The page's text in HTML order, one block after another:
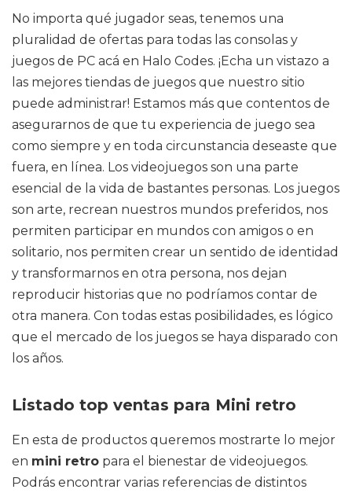
No importa qué jugador seas, tenemos una
pluralidad de ofertas para todas las consolas y
juegos de PC acá en Halo Codes. ¡Echa un vistazo a
las mejores tiendas de juegos que nuestro sitio
puede administrar! Estamos más que contentos de
asegurarnos de que tu experiencia de juego sea
como siempre y en toda circunstancia deseaste que
fuera, en línea. Los videojuegos son una parte
esencial de la vida de bastantes personas. Los juegos
son arte, recrean nuestros mundos preferidos, nos
permiten participar en mundos con amigos o en
solitario, nos permiten crear un sentido de identidad
y transformarnos en otra persona, nos dejan
reproducir historias que no podríamos contar de
otra manera. Con todas estas posibilidades, es lógico
que el mercado de los juegos se haya disparado con
los años.
Listado top ventas para Mini retro
En esta de productos queremos mostrarte lo mejor
en mini retro para el bienestar de videojuegos.
Podrás encontrar varias referencias de distintos